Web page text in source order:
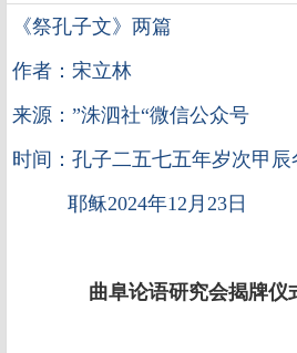
《祭孔子文》两篇
作者：宋立林
来源：”洙泗社“微信公众号
时间：孔子二五七五年岁次甲
耶稣2024年12月23日
曲阜论语研究会揭牌仪